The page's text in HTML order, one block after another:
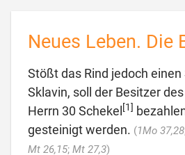
Neues Leben. Die
Stößt das Rind jedoch
Sklavin, soll der Besitzer
Herrn 30 Schekel [1]
gesteinigt werden. (1Mo 37,28
Mt 26,15; Mt 27,3)